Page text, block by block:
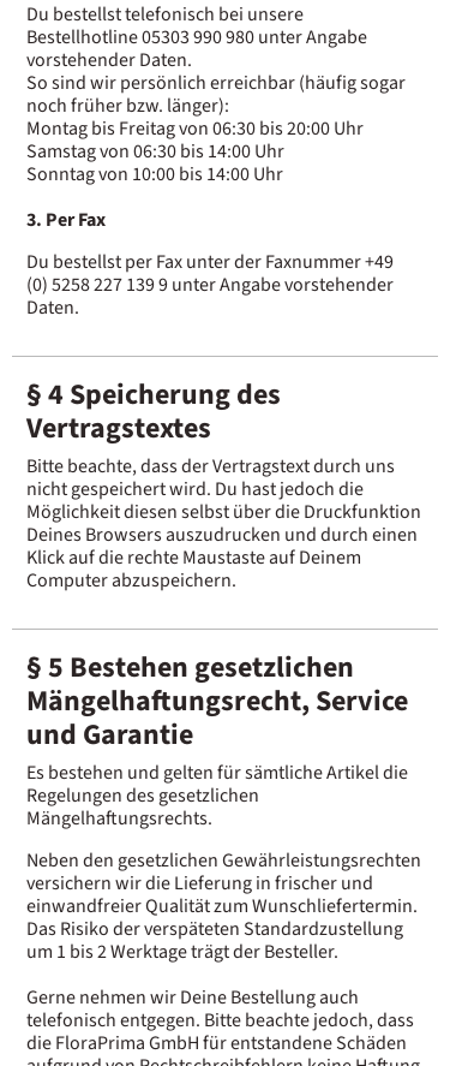
Du bestellst telefonisch bei unsere
Bestellhotline 05303 990 980 unter Angabe
vorstehender Daten.
So sind wir persönlich erreichbar (häufig sogar
noch früher bzw. länger):
Montag bis Freitag von 06:30 bis 20:00 Uhr
Samstag von 06:30 bis 14:00 Uhr
Sonntag von 10:00 bis 14:00 Uhr
3. Per Fax
Du bestellst per Fax unter der Faxnummer +49
(0) 5258 227 139 9 unter Angabe vorstehender
Daten.
§ 4 Speicherung des
Vertragstextes
Bitte beachte, dass der Vertragstext durch uns
nicht gespeichert wird. Du hast jedoch die
Möglichkeit diesen selbst über die Druckfunktion
Deines Browsers auszudrucken und durch einen
Klick auf die rechte Maustaste auf Deinem
Computer abzuspeichern.
§ 5 Bestehen gesetzlichen
Mängelhaftungsrecht, Service
und Garantie
Es bestehen und gelten für sämtliche Artikel die
Regelungen des gesetzlichen
Mängelhaftungsrechts.
Neben den gesetzlichen Gewährleistungsrechten
versichern wir die Lieferung in frischer und
einwandfreier Qualität zum Wunschliefertermin.
Das Risiko der verspäteten Standardzustellung
um 1 bis 2 Werktage trägt der Besteller.
Gerne nehmen wir Deine Bestellung auch
telefonisch entgegen. Bitte beachte jedoch, dass
die FloraPrima GmbH für entstandene Schäden